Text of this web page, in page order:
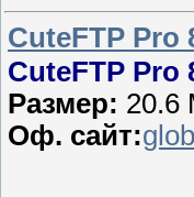
CuteFTP Pro
CuteFTP Pro
Размер: 20.6
Оф. сайт: